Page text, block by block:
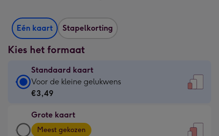
Eén kaart Stapelkorting
Kies het formaat
Standaard kaart
Standaard
kaart
€3,49
-
Voor de kleine gelukwens
€3,49
Grote kaart
Grote
Meest gekozen